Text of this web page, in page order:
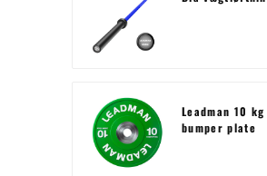
Leadman 10
bumper plate